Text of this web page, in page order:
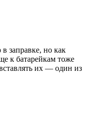
заправке, но как
к батарейкам тоже
их — один из